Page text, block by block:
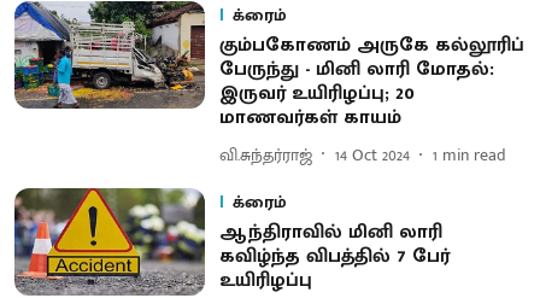
க்ரைம்
கும்பகோணம் அருகே கல்லூரிப்
பேருந்து - மினி லாரி மோதல்:
இருவர் உயிரிழப்பு; 20
மாணவர்கள் காயம்
வி.சுந்தர்ராஜ் 14 Oct 2024 1 min read
க்ரைம்
ஆந்திராவில் மினி லாரி
கவிழ்ந்த விபத்தில் 7 பேர்
உயிரிழப்பு